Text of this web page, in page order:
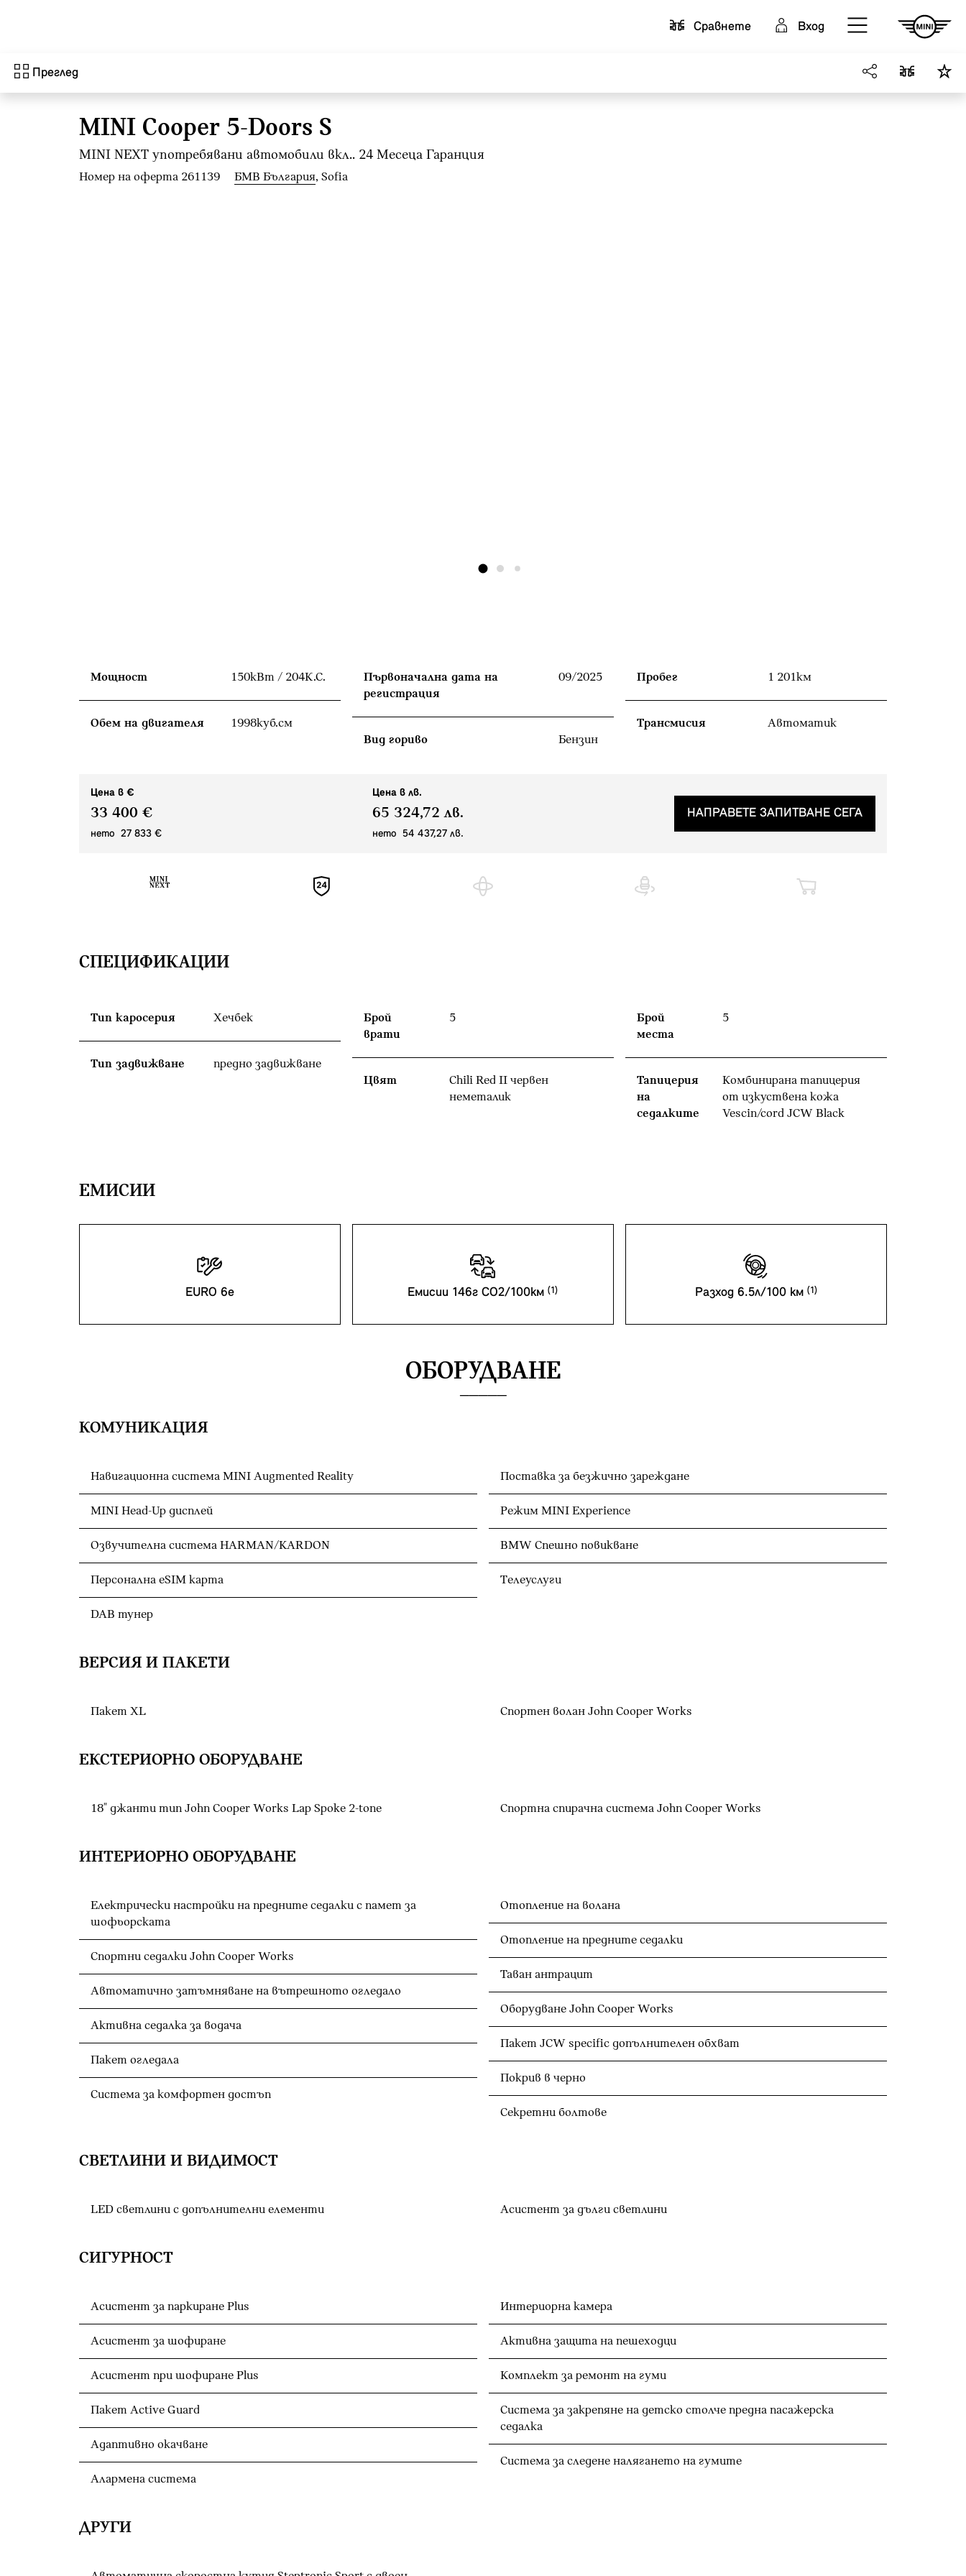
Cравнете
Вход
Преглед
MINI Cooper 5-Doors S
MINI NEXT употребявани автомобили вкл.. 24 Mесеца Гаранция
Номер на оферта 261139 БМВ България, Sofia
Мощност 150кВт / 204К.С.
Обем на двигателя 1998куб.cм
Първоначална дата на
регистрация
09/2025
Вид гориво Бензин
Пробег 1 201км
Tрансмисия Автоматик
Цена в €
33 400 €
нето 27 833 €
Цена в лв.
65 324,72 лв.
нето 54 437,27 лв.
НАПРАВЕТЕ ЗАПИТВАНЕ СЕГА
СПЕЦИФИКАЦИИ
Тип каросерия Хечбек
Тип задвижване предно задвижване
Брой
врати
5
Цвят
Chili Red II червен
неметалик
Брой
места
5
Тапицерия
на
седалките
Комбинирана тапицерия
от изкуствена кожа
Vescin/cord JCW Black
EМИСИИ
EURO 6e Емисии 146г CO2/100км Разход 6.5л/100 км
ОБОРУДВАНЕ
КОМУНИКАЦИЯ
Навигационна система MINI Augmented Reality
MINI Head-Up дисплей
Озвучителна система HARMAN/KARDON
Персонална eSIM карта
DAB тунер
Поставка за безжично зареждане
Режим MINI Experience
BMW Спешно повикване
Телеуслуги
ВЕРСИЯ И ПАКЕТИ
Пакет XL Спортен волан John Cooper Works
ЕКСТЕРИОРНО ОБОРУДВАНЕ
18" джанти тип John Cooper Works Lap Spoke 2-tone Спортна спирачна система John Cooper Works
ИНТЕРИОРНО ОБОРУДВАНЕ
Електрически настройки на предните седалки с памет за
шофьорската
Спортни седалки John Cooper Works
Автоматично затъмняване на вътрешното огледало
Активна седалка за водача
Пакет огледала
Система за комфортен достъп
Отопление на волана
Отопление на предните седалки
Таван антрацит
Оборудване John Cooper Works
Пакет JCW specific допълнителен обхват
Покрив в черно
Секретни болтове
СВЕТЛИНИ И ВИДИМОСТ
LED светлини с допълнителни елементи Асистент за дълги светлини
СИГУРНОСТ
Асистент за паркиране Plus
Асистент за шофиране
Асистент при шофиране Plus
Пакет Active Guard
Адаптивно окачване
Алармена система
Интериорна камера
Активна защита на пешеходци
Комплект за ремонт на гуми
Система за закрепяне на детско столче предна пасажерска
седалка
Система за следене налягането на гумите
ДРУГИ